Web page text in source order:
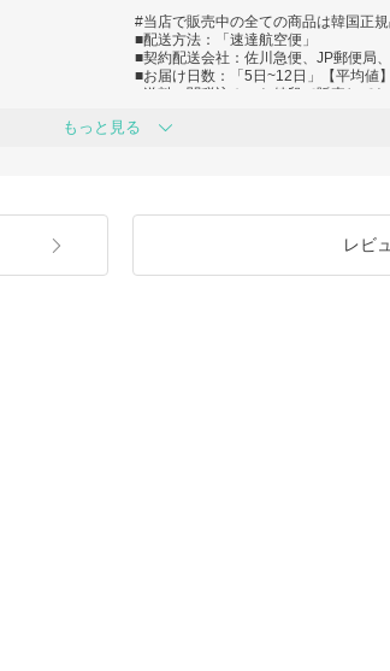
#当店で販売中の全ての商品は韓国正
■配送方法：「速達航空便」
■契約配送会社：佐川急便、JP郵便局
■お届け日数：「5日~12日」【平均値】
■送料＋関税込みのお値段で販売してお
■日本語、韓国語どちらも万能なスタ
■お客様の配送状況は常にモニタリン
【ご注文前の注意事項】*必ずお読みく
※商品の色味はご覧になる画面環境に
もっと見る
レビ